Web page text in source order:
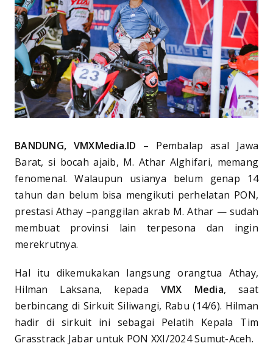
BANDUNG, VMXMedia.ID – Pembalap asal Jawa
Barat, si bocah ajaib, M. Athar Alghifari, memang
fenomenal. Walaupun usianya belum genap 14
tahun dan belum bisa mengikuti perhelatan PON,
prestasi Athay –panggilan akrab M. Athar — sudah
membuat provinsi lain terpesona dan ingin
merekrutnya.
Hal itu dikemukakan langsung orangtua Athay,
Hilman Laksana, kepada VMX Media, saat
berbincang di Sirkuit Siliwangi, Rabu (14/6). Hilman
hadir di sirkuit ini sebagai Pelatih Kepala Tim
Grasstrack Jabar untuk PON XXI/2024 Sumut-Aceh.